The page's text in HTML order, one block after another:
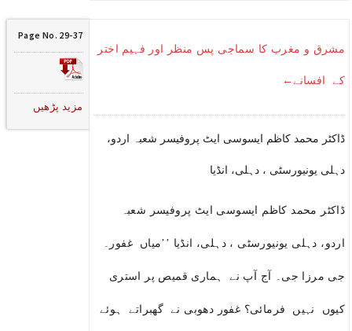
مشرق و مغرب کا سماجی پس منظر اور فہیم اختر
کے افسانے←
ڈاکٹر محمد کاظم ایسوسی ایٹ پروفیسر شعبہ اردو،
دہلی یونیورسٹی ، دہلی، انڈیا
ڈاکٹر محمد کاظم ایسوسی ایٹ پروفیسر شعبہ
اردو، دہلی یونیورسٹی ، دہلی، انڈیا ’’میاں غفور۔
جی مرزا جی۔ آج آپ نے ہماری قمیص پر استری
کیوں نہیں فرمائی؟ غفور دھوبی نے گھبراتے ہوئے
Page No. 29-37
مزید پڑھیں